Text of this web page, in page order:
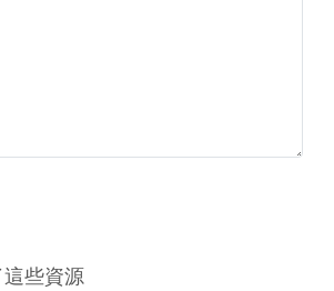
中
些資源